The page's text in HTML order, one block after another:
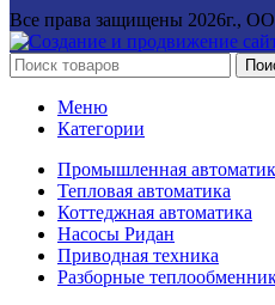
Все права защищены 2026г.,
Меню
Категории
Промышленная
Тепловая автоматика
Коттеджная автоматика
Насосы Ридан
Приводная техника
Разборные